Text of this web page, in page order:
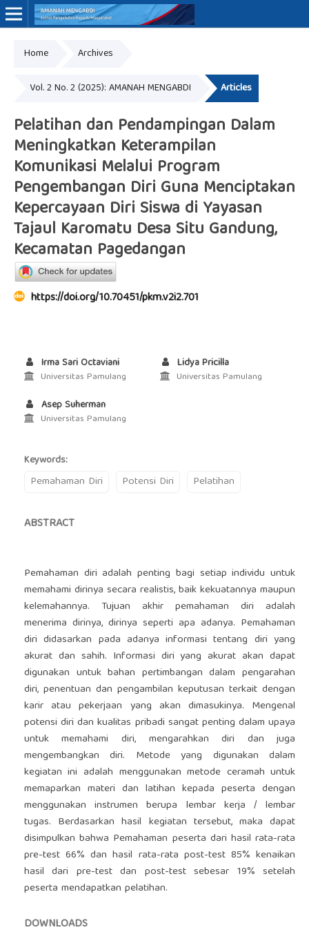
Home Archives
Vol. 2 No. 2 (2025): AMANAH MENGABDI Articles
Pelatihan dan Pendampingan Dalam
Meningkatkan Keterampilan
Komunikasi Melalui Program
Pengembangan Diri Guna Menciptakan
Kepercayaan Diri Siswa di Yayasan
Tajaul Karomatu Desa Situ Gandung,
Kecamatan Pagedangan
https://doi.org/10.70451/pkm.v2i2.701
Irma Sari Octaviani
Universitas Pamulang
Lidya Pricilla
Universitas Pamulang
Asep Suherman
Universitas Pamulang
Keywords:
Pemahaman Diri Potensi Diri Pelatihan
ABSTRACT
Pemahaman diri adalah penting bagi setiap individu untuk
memahami dirinya secara realistis, baik kekuatannya maupun
kelemahannya. Tujuan akhir pemahaman diri adalah
menerima dirinya, dirinya seperti apa adanya. Pemahaman
diri didasarkan pada adanya informasi tentang diri yang
akurat dan sahih. Informasi diri yang akurat akan dapat
digunakan untuk bahan pertimbangan dalam pengarahan
diri, penentuan dan pengambilan keputusan terkait dengan
karir atau pekerjaan yang akan dimasukinya. Mengenal
potensi diri dan kualitas pribadi sangat penting dalam upaya
untuk memahami diri, mengarahkan diri dan juga
mengembangkan diri. Metode yang digunakan dalam
kegiatan ini adalah menggunakan metode ceramah untuk
memaparkan materi dan latihan kepada peserta dengan
menggunakan instrumen berupa lembar kerja / lembar
tugas. Berdasarkan hasil kegiatan tersebut, maka dapat
disimpulkan bahwa Pemahaman peserta dari hasil rata-rata
pre-test 66% dan hasil rata-rata post-test 85% kenaikan
hasil dari pre-test dan post-test sebesar 19% setelah
peserta mendapatkan pelatihan.
DOWNLOADS